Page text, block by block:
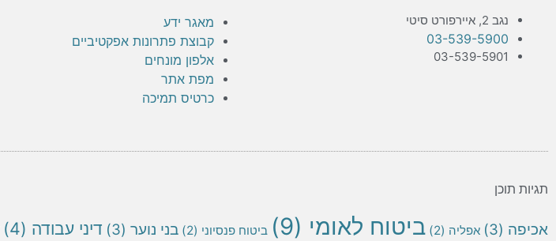
נגב 2, איירפורט סיטי
03-539-5900
03-539-5901
מאגר ידע
קבוצת פתרונות אפקטיביים
אלפון מונחים
מפת אתר
כרטיס תמיכה
תגיות תוכן
אכיפה (3) אפליה (2) ביטוח לאומי (9) ביטוח פנסיוני (2) בני נוער (3) דיני עבודה (4)